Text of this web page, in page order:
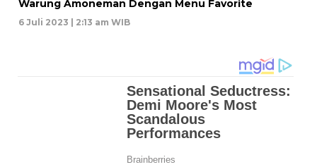
Warung Amoneman Dengan Menu Favorite
6 Juli 2023 | 2:13 am WIB